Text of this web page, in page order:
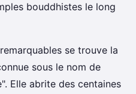
bouddhistes le long
se trouve la
sous le nom de
Elle abrite des centaines